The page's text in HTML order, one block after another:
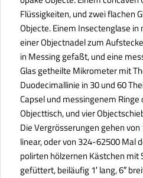
Flüssigkeiten, und zwei flachen
Objecte. Einem Insectenglase
einer Objectnadel zum
in Messing gefaßt, und eine
Glas getheilte Mikrometer mit
Duodecimallinie in 30 und 60
Capsel und messingenem
Objecttisch, und vier
Die Vergrösserungen gehen
linear, oder von 324-62500 Mal
polirten hölzernen Kästchen mit
gefüttert, beiläufig 1′ lang, 6″